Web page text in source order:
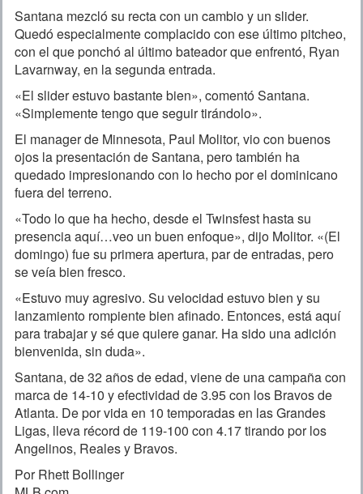
Santana mezcló su recta con un cambio y un slider.
Quedó especialmente complacido con ese último pitcheo,
con el que ponchó al último bateador que enfrentó, Ryan
Lavarnway, en la segunda entrada.
«El slider estuvo bastante bien», comentó Santana.
«Simplemente tengo que seguir tirándolo».
El manager de Minnesota, Paul Molitor, vio con buenos
ojos la presentación de Santana, pero también ha
quedado impresionando con lo hecho por el dominicano
fuera del terreno.
«Todo lo que ha hecho, desde el Twinsfest hasta su
presencia aquí…veo un buen enfoque», dijo Molitor. «(El
domingo) fue su primera apertura, par de entradas, pero
se veía bien fresco.
«Estuvo muy agresivo. Su velocidad estuvo bien y su
lanzamiento rompiente bien afinado. Entonces, está aquí
para trabajar y sé que quiere ganar. Ha sido una adición
bienvenida, sin duda».
Santana, de 32 años de edad, viene de una campaña con
marca de 14-10 y efectividad de 3.95 con los Bravos de
Atlanta. De por vida en 10 temporadas en las Grandes
Ligas, lleva récord de 119-100 con 4.17 tirando por los
Angelinos, Reales y Bravos.
Por Rhett Bollinger